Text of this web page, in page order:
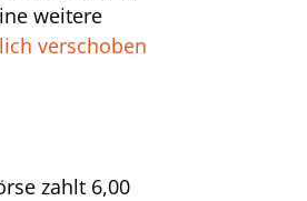
weitere
verschoben
zahlt 6,00